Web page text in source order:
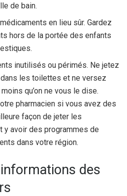
de bain.
en lieu sûr. Gardez
hors de la portée des enfants
inutilisés ou périmés. Ne jetez
dans les toilettes et ne versez
qu’on ne vous le dise.
pharmacien si vous avez des
façon de jeter les
y avoir des programmes de
dans votre région.
des